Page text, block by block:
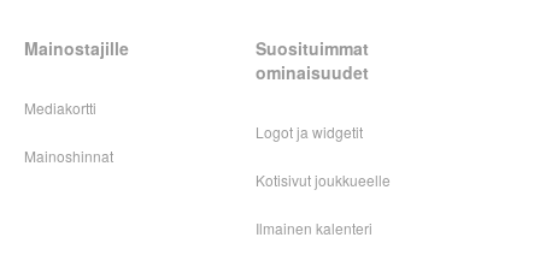
Mainostajille
Mediakortti
Mainoshinnat
Suosituimmat
ominaisuudet
Logot ja widgetit
Kotisivut joukkueelle
Ilmainen kalenteri